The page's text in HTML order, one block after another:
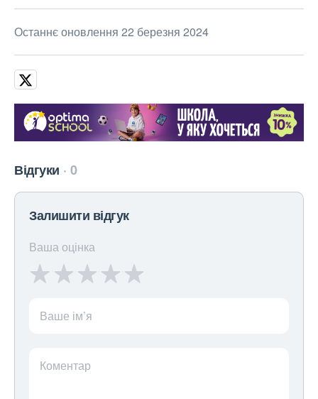
Останнє оновлення 22 березня 2024
Відгуки 0
Залишити відгук
Ваша оцінка
Ваше ім’я
Коментар